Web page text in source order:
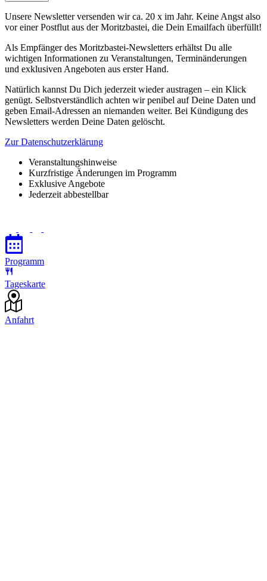
Unsere Newsletter versenden wir ca. 20 x im Jahr. Keine Angst also
vor einer Postflut aus der Moritzbastei, die Dein Emailfach überfüllt!
Als Empfänger des Moritzbastei-Newsletters erhältst Du alle
wichtigen Informationen zu Veranstaltungen, Terminänderungen
und exklusiven Angeboten aus erster Hand.
Natürlich kannst Du Dich jederzeit wieder austragen – ein Klick
genügt. Selbstverständlich achten wir penibel auf Deine Daten und
geben Email-Adressen an niemanden weiter. Bei Kündigung des
Newsletters werden Deine Daten gelöscht.
Zur Datenschutzerklärung
Veranstaltungshinweise
Kurzfristige Änderungen im Programm
Exklusive Angebote
Jederzeit abbestellbar
Programm
Tageskarte
Anfahrt